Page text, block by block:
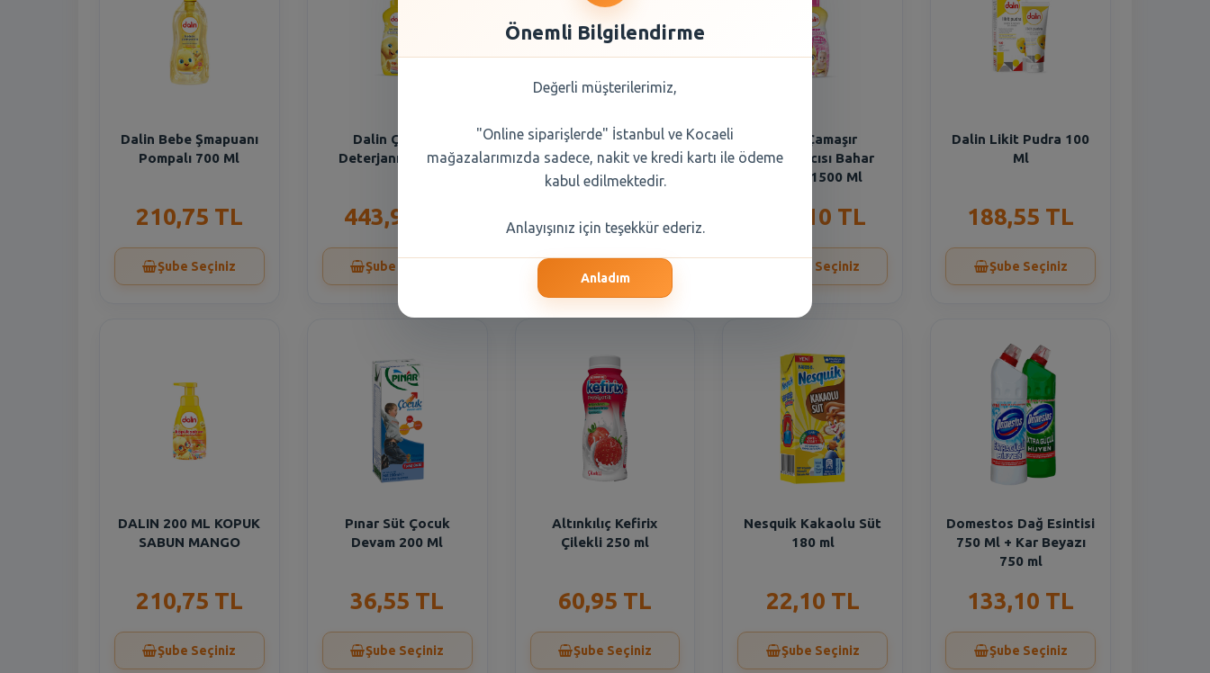
Dalin Bebe Şmapuanı
Pompalı 700 Ml
210,75 TL
Şube Seçiniz
Dalin Çamaşır
Deterjanı 1500 Ml
443,90 TL
Şube Seçiniz
Dalin Bebek Kolonyası
Çiçek Bahçesi 150 ml
155,25 TL
Dalin Çamaşır
Yumuşatıcısı Bahar
Ninnisi 1500 Ml
244,10 TL
Şube Seçiniz
Dalin Likit Pudra 100
Ml
188,55 TL
Şube Seçiniz
DALIN 200 ML KOPUK
SABUN MANGO
210,75 TL
Şube Seçiniz
Pınar Süt Çocuk
Devam 200 Ml
36,55 TL
Şube Seçiniz
Altınkılıç Kefirix
Çilekli 250 ml
60,95 TL
Şube Seçiniz
Nesquik Kakaolu Süt
180 ml
22,10 TL
Şube Seçiniz
Domestos Dağ Esintisi
750 Ml + Kar Beyazı
750 ml
133,10 TL
Şube Seçiniz
Önemli Bilgilendirme
Değerli müşterilerimiz,
"Online siparişlerde" İstanbul ve Kocaeli
mağazalarımızda sadece, nakit ve kredi kartı ile ödeme
kabul edilmektedir.
Anlayışınız için teşekkür ederiz.
Anladım